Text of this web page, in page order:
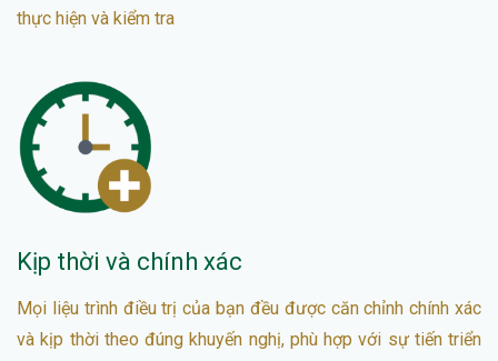
thực hiện và kiểm tra
Kịp thời và chính xác
Mọi liệu trình điều trị của bạn đều được căn chỉnh chính xác
và kịp thời theo đúng khuyến nghị, phù hợp với sự tiến triển